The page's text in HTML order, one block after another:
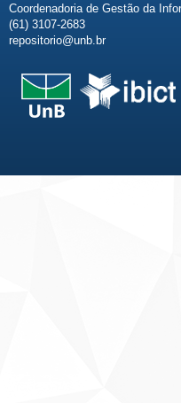
Coordenadoria de Gestão da
(61) 3107-2683
repositorio@unb.br